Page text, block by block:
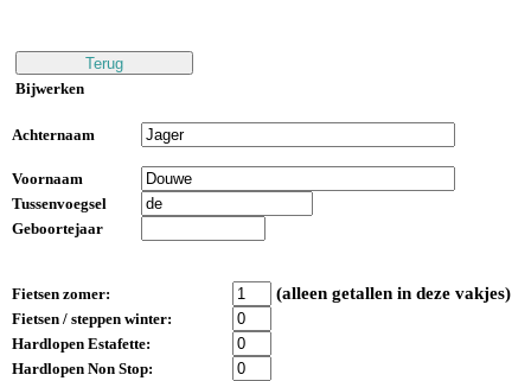
Bijwerken
Achternaam
Voornaam
Tussenvoegsel
Geboortejaar
Fietsen zomer: (alleen getallen in deze vakjes)
Fietsen / steppen winter:
Hardlopen Estafette:
Hardlopen Non Stop: